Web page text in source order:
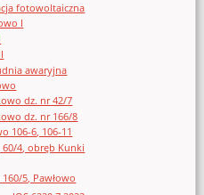
fotowoltaiczna
I
awaryjna
dz. nr 42/7
dz. nr 166/8
106-6, 106-11
60/4, obręb Kunki
5, Pawłowo